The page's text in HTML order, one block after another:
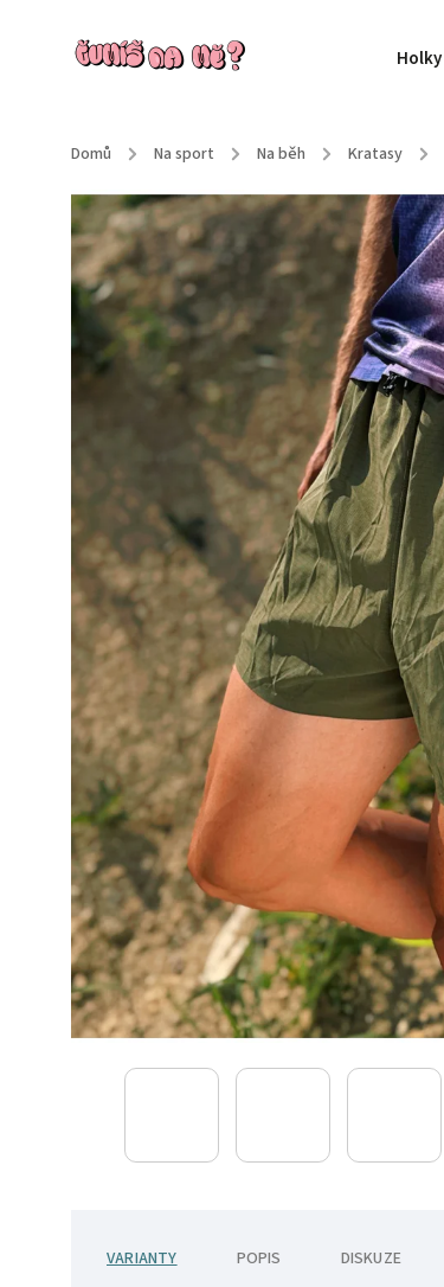
Holky
Domů / Na sport / Na běh / Kratasy /
VARIANTY POPIS
DISKUZE